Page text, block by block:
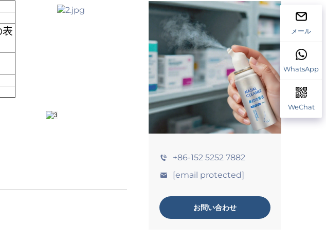
+86-152 5252 7882
[email protected]
お問い合わせ
表
メール
WhatsApp
WeChat